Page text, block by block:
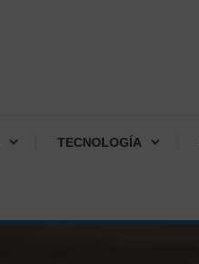
TECNOLOGÍA